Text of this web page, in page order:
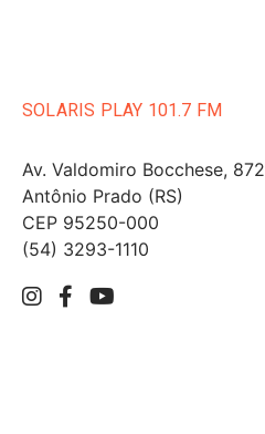
SOLARIS PLAY 101.7 FM
Av. Valdomiro Bocchese, 872
Antônio Prado (RS)
CEP 95250-000
(54) 3293-1110